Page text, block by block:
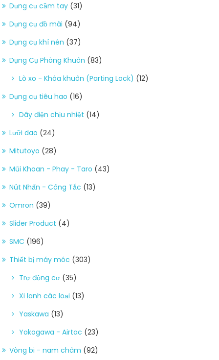
Dụng cụ cầm tay (31)
Dụng cụ đồ mài (94)
Dụng cụ khí nén (37)
Dụng Cụ Phòng Khuôn (83)
Lò xo - Khóa khuôn (Parting Lock) (12)
Dụng cụ tiêu hao (16)
Dây điện chịu nhiệt (14)
Lưỡi dao (24)
Mitutoyo (28)
Mũi Khoan - Phay - Taro (43)
Nút Nhấn - Công Tắc (13)
Omron (39)
Slider Product (4)
SMC (196)
Thiết bị máy móc (303)
Trợ động cơ (35)
Xi lanh các loại (13)
Yaskawa (13)
Yokogawa - Airtac (23)
Vòng bi - nam châm (92)